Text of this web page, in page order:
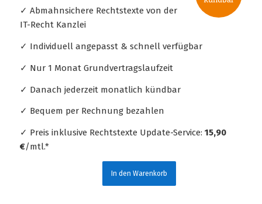
✓ Abmahnsichere Rechtstexte von der
IT-Recht Kanzlei
✓ Individuell angepasst & schnell verfügbar
✓ Nur 1 Monat Grundvertragslaufzeit
✓ Danach jederzeit monatlich kündbar
✓ Bequem per Rechnung bezahlen
✓ Preis inklusive Rechtstexte Update-Service: 15,90
€/mtl.*
In den Warenkorb